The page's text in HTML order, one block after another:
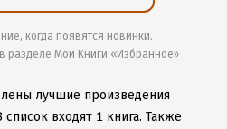
когда появятся новинки.
разделе Мои Книги «Избранное»
лучшие произведения
список входят 1 книга. Также